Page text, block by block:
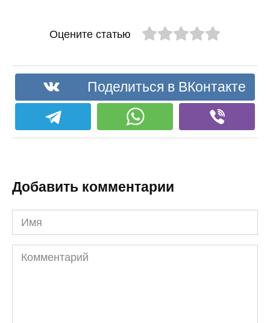
Оцените статью
Поделиться в ВКонтакте
Добавить комментарии
Имя
Комментарий